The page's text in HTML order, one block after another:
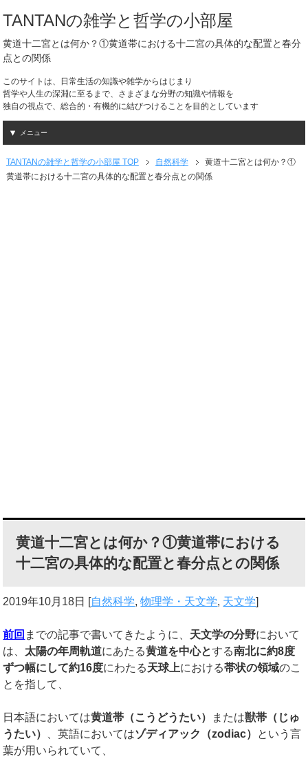
TANTANの雑学と哲学の小部屋
黄道十二宮とは何か？①黄道帯における十二宮の具体的な配置と春分
点との関係
このサイトは、日常生活の知識や雑学からはじまり
哲学や人生の深淵に至るまで、さまざまな分野の知識や情報を
独自の視点で、総合的・有機的に結びつけることを目的としています
メニュー
TANTANの雑学と哲学の小部屋 TOP 自然科学
黄道十二宮とは何か？①
黄道帯における十二宮の具体的な配置と春分点との関係
黄道十二宮とは何か？①黄道帯における
十二宮の具体的な配置と春分点との関係
2019年10月18日 [自然科学,物理学・天文学, 天文学]
前回 までの記事で書いてきたように、 天文学の分野において
は、 太陽の年周軌道にあたる黄道を中心とする南北に約8度
ずつ幅にして約16度にわたる天球上における帯状の領域のこ
とを指して、
日本語においては黄道帯（こうどうたい） または獣帯（じゅ
うたい）
、英語においてはゾディアック（zodiac） という言
葉が用いられていて、